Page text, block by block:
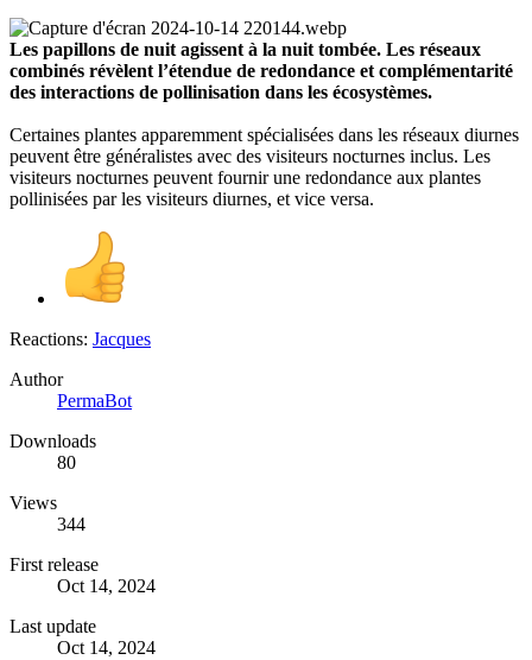
Les papillons de nuit agissent à la nuit tombée. Les réseaux
combinés révèlent l’étendue de redondance et complémentarité
des interactions de pollinisation dans les écosystèmes.
Certaines plantes apparemment spécialisées dans les réseaux diurnes
peuvent être généralistes avec des visiteurs nocturnes inclus. Les
visiteurs nocturnes peuvent fournir une redondance aux plantes
pollinisées par les visiteurs diurnes, et vice versa.
Reactions: Jacques
Author
PermaBot
Downloads
80
Views
344
First release
Oct 14, 2024
Last update
Oct 14, 2024